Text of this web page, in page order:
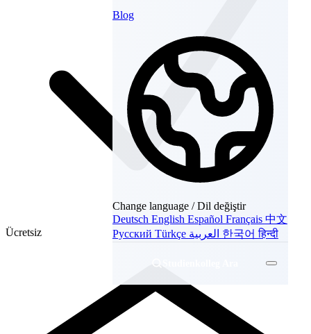
Blog
Change language / Dil değiştir
Deutsch English Español Français 中文
Русский Türkçe 한국어हिन्दी
Ücretsiz